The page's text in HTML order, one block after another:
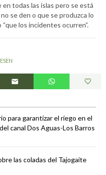
todas las islas pero se está
se den o que se produzca lo
los incidentes ocurren”.
para garantizar el riego en el
canal Dos Aguas-Los Barros
las coladas del Tajogaite